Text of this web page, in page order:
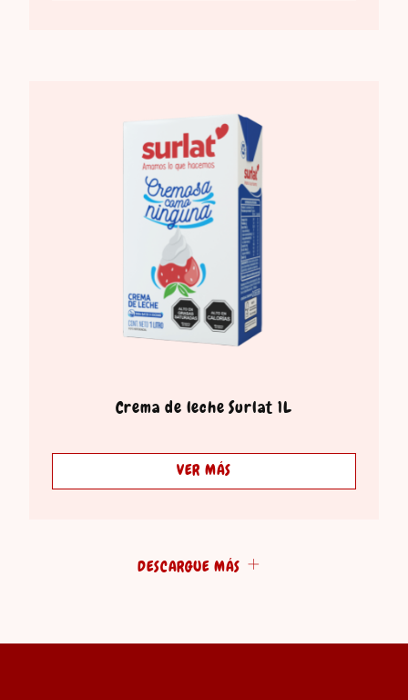
Crema de leche Surlat 1L
VER MÁS
DESCARGUE MÁS